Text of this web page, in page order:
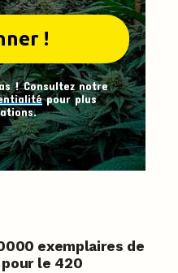
! Consultez notre
pour plus
exemplaires de
le 420